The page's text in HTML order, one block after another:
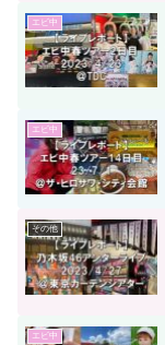
エビ中
エビ中
その他
エビ中